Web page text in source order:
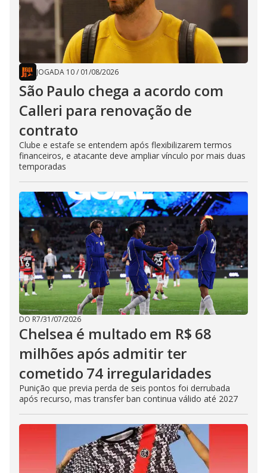
JOGADA 10/ 01/08/2026
São Paulo chega a acordo com
Calleri para renovação de
contrato
Clube e estafe se entendem após flexibilizarem termos
financeiros, e atacante deve ampliar vínculo por mais duas
temporadas
DO R7/31/07/2026
Chelsea é multado em R$ 68
milhões após admitir ter
cometido 74 irregularidades
Punição que previa perda de seis pontos foi derrubada
após recurso, mas transfer ban continua válido até 2027